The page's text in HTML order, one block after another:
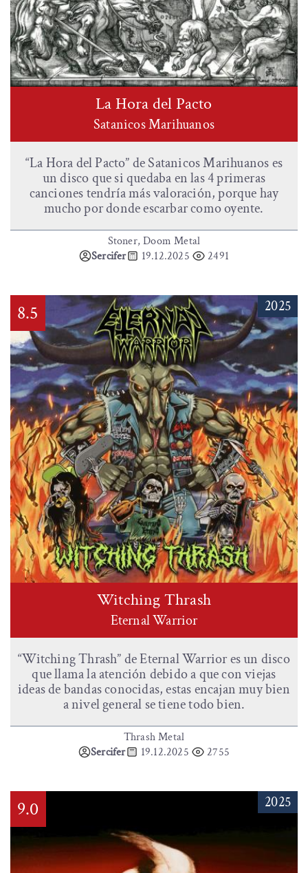
La Hora del Pacto
Satanicos Marihuanos
“La Hora del Pacto” de Satanicos Marihuanos es
un disco que si quedaba en las 4 primeras
canciones tendría más valoración, porque hay
mucho por donde escarbar como oyente.
Stoner, Doom Metal
Sercifer
19.12.2025 2491
Witching Thrash
Eternal Warrior
8.5 2025
“Witching Thrash” de Eternal Warrior es un disco
que llama la atención debido a que con viejas
ideas de bandas conocidas, estas encajan muy bien
a nivel general se tiene todo bien.
Thrash Metal
Sercifer
19.12.2025 2755
9.0 2025